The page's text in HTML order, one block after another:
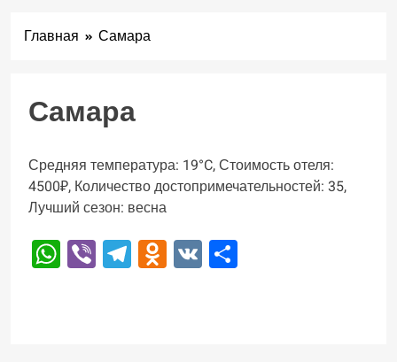
Главная Самара
Самара
Средняя температура: 19°C, Стоимость отеля:
4500₽, Количество достопримечательностей: 35,
Лучший сезон: весна
WhatsApp
ViberTelegram
Odnoklassniki
VK